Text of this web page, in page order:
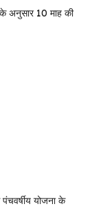
के अनुसार 10 माह की
योजना के